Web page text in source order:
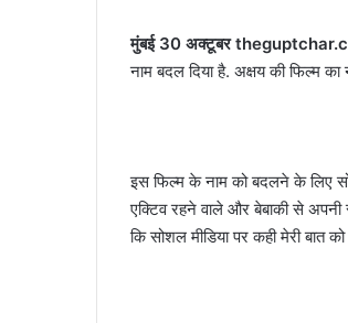
मुंबई 30 अक्टूबर
नाम बदल दिया है. अक्षय की फिल्म का
इस फिल्म के नाम को बदलने के लिए
एक्टिव रहने वाले और बेबाकी से
कि सोशल मीडिया पर कही मेरी बात को